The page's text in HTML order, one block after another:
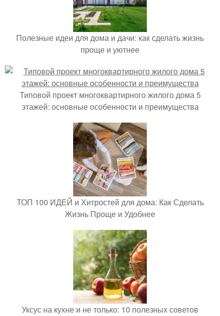
Полезные идеи для дома и дачи: как сделать жизнь
проще и уютнее
Типовой проект многоквартирного жилого дома 5
этажей: основные особенности и преимущества
ТОП 100 ИДЕЙ и Хитростей для дома: Как Сделать
Жизнь Проще и Удобнее
Уксус на кухне и не только: 10 полезных советов